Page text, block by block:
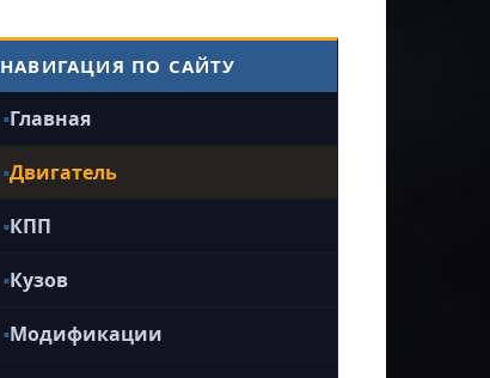
НАВИГАЦИЯ ПО САЙТУ
Главная
Двигатель
КПП
Кузов
Модификации